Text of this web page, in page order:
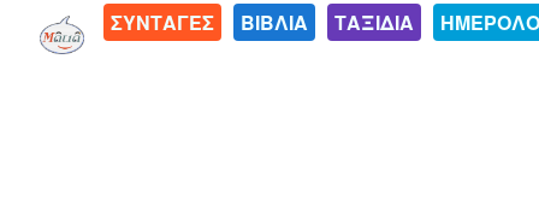
ΣΥΝΤΑΓΕΣ ΒΙΒΛΙΑ ΤΑΞΙΔΙΑ